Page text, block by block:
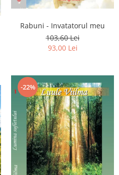
Rabuni - Invatatorul meu
103,60 Lei
93,00 Lei
-22%